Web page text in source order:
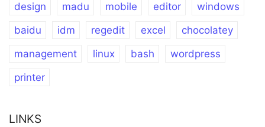
design
madu mobile editor
windows
baidu
idm regedit excel
chocolatey
management
linux bash
wordpress
printer
LINKS